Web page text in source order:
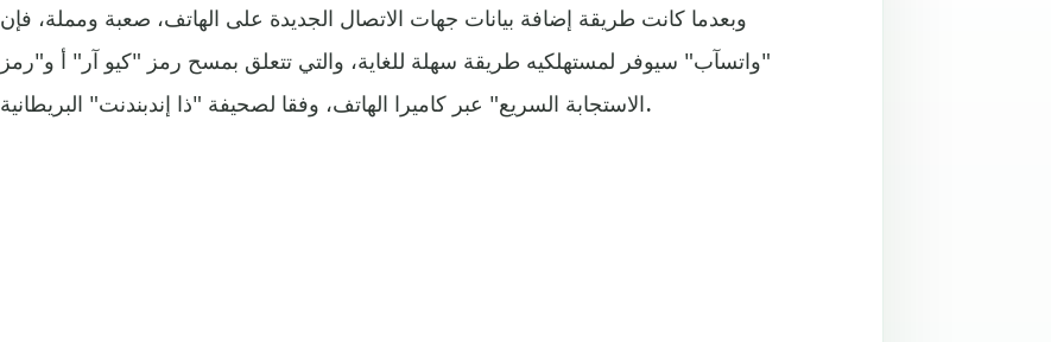
وبعدما كانت طريقة إضافة بيانات جهات الاتصال الجديدة على الهاتف، صعبة ومملة، فإن
"واتسآب" سيوفر لمستهلكيه طريقة سهلة للغاية، والتي تتعلق بمسح رمز "كيو آر" أ و"رمز
الاستجابة السريع" عبر كاميرا الهاتف، وفقا لصحيفة "ذا إندبندنت" البريطانية.